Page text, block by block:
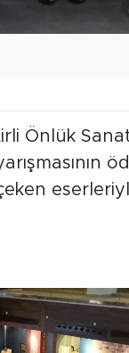
Önlük